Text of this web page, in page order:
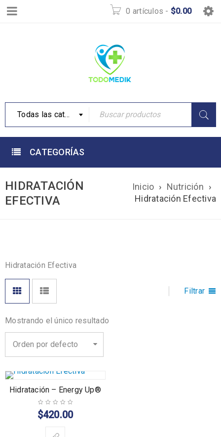
0 artículos - $0.00
Todas las categorías
CATEGORÍAS
HIDRATACIÓN
EFECTIVA
Inicio › Nutrición ›
Hidratación Efectiva
Hidratación Efectiva
Filtrar
Mostrando el único resultado
Orden por defecto
Hidratación – Energy Up®
$420.00